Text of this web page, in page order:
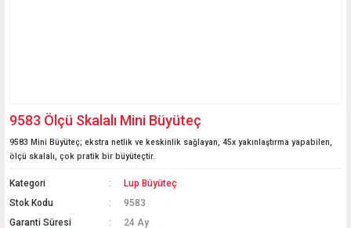
9583 Ölçü Skalalı Mini Büyüteç
9583 Mini Büyüteç; ekstra netlik ve keskinlik sağlayan, 45x yakınlaştırma yapabilen,
ölçü skalalı, çok pratik bir büyüteçtir.
Kategori
Lup Büyüteç
Stok Kodu
9583
Garanti Süresi
24 Ay